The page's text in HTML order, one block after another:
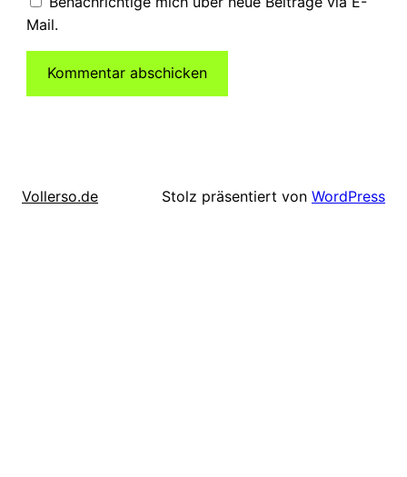
Mail.
Vollerso.de Stolz präsentiert von WordPress